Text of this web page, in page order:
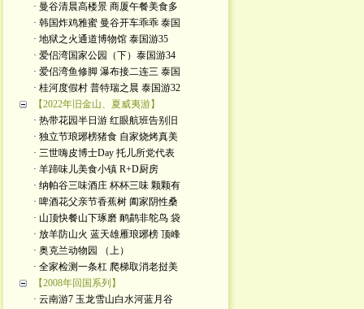
· 曼谷清晨高楼景 商厦午餐美食多
· 韩国炸鸡雅蜜 曼谷开车乖乖 泰国
· 地狱之火通道博物馆 泰国游35
· 爱侣湾国家公园（下）泰国游34
· 爱侣湾鱼修脚 瀑布接二连三 泰国
· 桂河度假村 普特瑞之晨 泰国游32
【2022年旧金山、夏威夷游】
· 热带花园半日游 红眼航班告别旧
· 独立节琅琊榜猪食 自家烧烤真美
· 三世嗨皮博士Day 托儿所党代表
· 羊蹄味儿美食小镇 R+D厨房
· 纳帕谷三味酒庄 杯杯三味 颗颗有
· 啤酒花父亲节香蕉树 阖家阴性桑
· 山顶快餐山下琢磨 鸸鹋非鸵鸟 袋
· 放羊防山火 蓝天雄雁琅琊榜 顶峰
· 奥克兰动物园 （上）
· 全家检测一条杠 爬梯取消老挝美
【2008年回国系列】
· 云南游7 玉龙雪山白水河蓝月谷